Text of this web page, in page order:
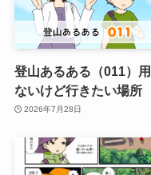
登山あるある（011）
ないけど行きたい場所
2026年7月28日